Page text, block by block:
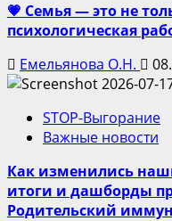
💗 Семья — это не
психологическая
Емельянова О.Н.
STOP-Выгорание
Важные новости
Как изменились
итоги и дашборды
Родительский